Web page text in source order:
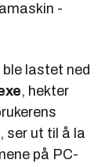
-
lastet ned
, hekter
ser ut til å la
på PC-